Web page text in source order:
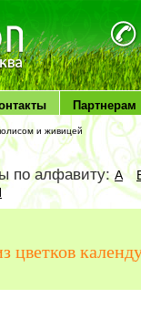
Партнерам
и живицей
по алфавиту:А
цветков